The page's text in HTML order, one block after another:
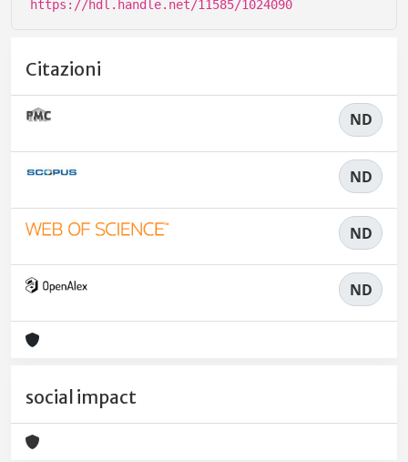
https://hdl.handle.net/11585/1024090
Citazioni
ND
ND
ND
ND
social impact